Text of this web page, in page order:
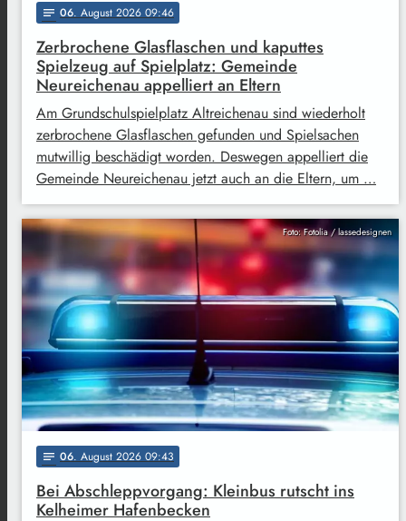
notes 06. August 2026 09:46
Zerbrochene Glasflaschen und kaputtes
Spielzeug auf Spielplatz: Gemeinde
Neureichenau appelliert an Eltern
Am Grundschulspielplatz Altreichenau sind wiederholt
zerbrochene Glasflaschen gefunden und Spielsachen
mutwillig beschädigt worden. Deswegen appelliert die
Gemeinde Neureichenau jetzt auch an die Eltern, um …
Foto: Fotolia / lassedesignen
notes 06. August 2026 09:43
Bei Abschleppvorgang: Kleinbus rutscht ins
Kelheimer Hafenbecken